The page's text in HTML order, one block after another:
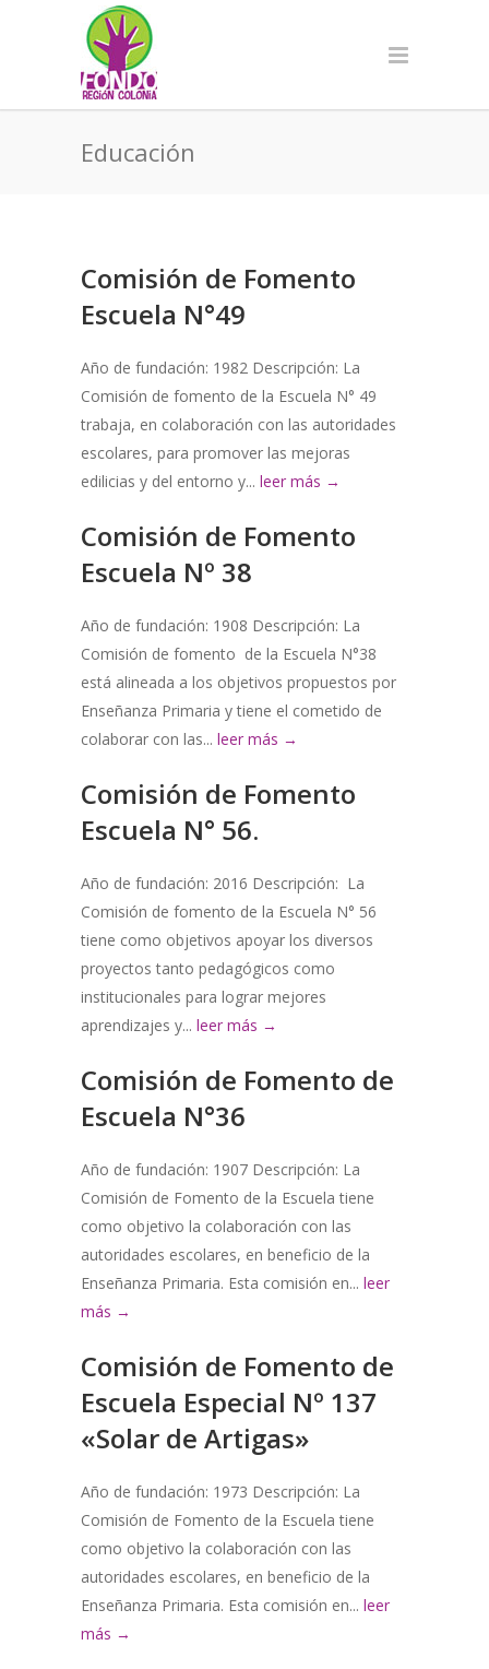
Educación
Comisión de Fomento
Escuela N°49
Año de fundación: 1982 Descripción: La
Comisión de fomento de la Escuela N° 49
trabaja, en colaboración con las autoridades
escolares, para promover las mejoras
edilicias y del entorno y... leer más →
Comisión de Fomento
Escuela Nº 38
Año de fundación: 1908 Descripción: La
Comisión de fomento de la Escuela N°38
está alineada a los objetivos propuestos por
Enseñanza Primaria y tiene el cometido de
colaborar con las... leer más →
Comisión de Fomento
Escuela N° 56.
Año de fundación: 2016 Descripción: La
Comisión de fomento de la Escuela N° 56
tiene como objetivos apoyar los diversos
proyectos tanto pedagógicos como
institucionales para lograr mejores
aprendizajes y... leer más →
Comisión de Fomento de
Escuela N°36
Año de fundación: 1907 Descripción: La
Comisión de Fomento de la Escuela tiene
como objetivo la colaboración con las
autoridades escolares, en beneficio de la
Enseñanza Primaria. Esta comisión en... leer
más →
Comisión de Fomento de
Escuela Especial Nº 137
«Solar de Artigas»
Año de fundación: 1973 Descripción: La
Comisión de Fomento de la Escuela tiene
como objetivo la colaboración con las
autoridades escolares, en beneficio de la
Enseñanza Primaria. Esta comisión en... leer
más →